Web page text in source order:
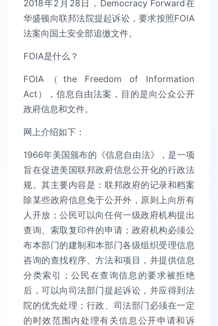
2018年2月28日，Democracy Forward在
华盛顿向联邦法院提起诉讼，要求按照FOIA
法案向国土安全部追缴文件。
FOIA是什么？
FOIA（the Freedom of Information
Act），信息自由法案，目的是向公众公开
政府信息和文件。
网上介绍如下：
1966年美国颁布的《信息自由法》，是一项
旨在促进美国联邦政府信息公开化的行政法
规。其主要内容是：联邦政府的记录和档案
除某些政府信息免于公开外，原则上向所有
人开放；公民可以向任何一级政府机构提出
查询、索取复印件的申请；政府机构必须公
布本部门的建制和本部门各级组织受理信息
咨询的查找程序、方法和项目，并提供信息
分类索引；公民在查询信息的要求被拒绝
后，可以向司法部门提起诉讼，并应得到法
院的优先处理；行政、司法部门必须在一定
的时效范围内处理有关信息公开申请和诉